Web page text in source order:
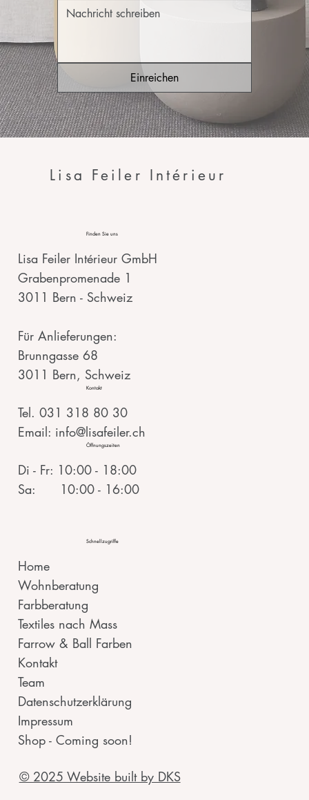
Einreichen
Lisa Feiler Intérieur
Finden Sie uns
Lisa Feiler Intérieur GmbH
Grabenpromenade 1
3011 Bern - Schweiz
Für Anlieferungen:
Brunngasse 68
3011 Bern, Schweiz
Kontakt
Tel. 031 318 80 30
Email: info@lisafeiler.ch
Öffnungszeiten
Di - Fr: 10:00 - 18:00
Sa: 10:00 - 16:00
Schnellzugriffe
Home
Wohnberatung
Farbberatung
Textiles nach Mass
Farrow & Ball Farben
Kontakt
Team
Datenschutzerklärung
Impressum
Shop - Coming soon!
© 2025 Website built by DKS